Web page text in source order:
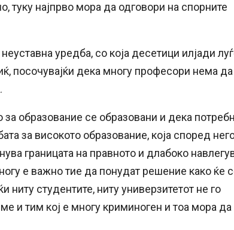
туку најпрво мора да одговори на спорните
уредба, со која десетици илјади
посочувајќи дека многу професори нема да
образование се образовани и дека
за високото образование, која според
границата на правното и длабоко
е важно тие да понудат решение како ќе
студентите, ниту универзитетот не го
и тим кој е многу криминоген и тоа мора да